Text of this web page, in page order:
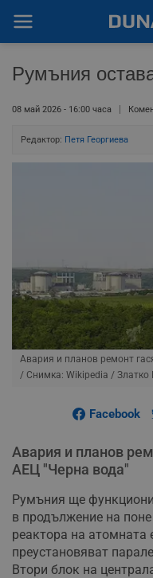
Румъния
08 май 2026 - 16:00 часа
Редактор: Петя Георгиева
Авария и планов ремонт
/ Снимка: Wikipedia / Златко
Facebook
Авария и планов
АЕЦ "Черна вода"
Румъния ще
в продължение на
реактора на атомната
преустановяват
Втори блок на